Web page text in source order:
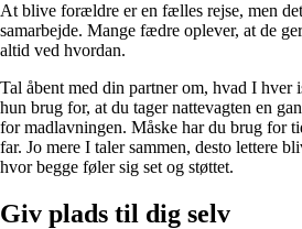
At blive forældre er en fælles rejse, men
samarbejde. Mange fædre oplever, at de
altid ved hvordan.
Tal åbent med din partner om, hvad I hver
hun brug for, at du tager nattevagten en
for madlavningen. Måske har du brug for
far. Jo mere I taler sammen, desto lettere
hvor begge føler sig set og støttet.
Giv plads til dig selv